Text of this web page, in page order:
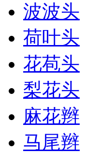
波波头
荷叶头
花苞头
梨花头
麻花辫
马尾辫